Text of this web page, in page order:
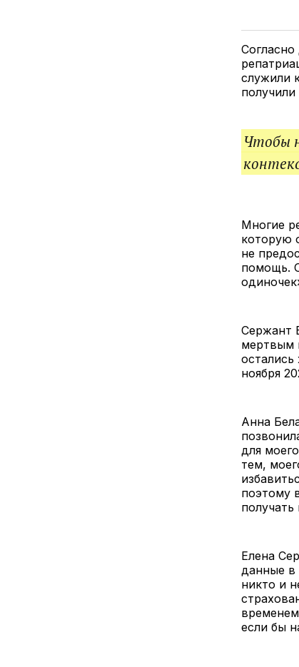
служили
Чтобы
Многие
которую
не
помощь.
Сержант
мертвым
ноября
Анна
для
тем,
поэтому
Елена
данные в
никто и
если бы